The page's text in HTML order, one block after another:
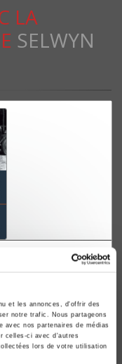
et les annonces, d'offrir des
notre trafic. Nous partageons
avec nos partenaires de médias
celles-ci avec d'autres
lors de votre utilisation
LA
SELWYN